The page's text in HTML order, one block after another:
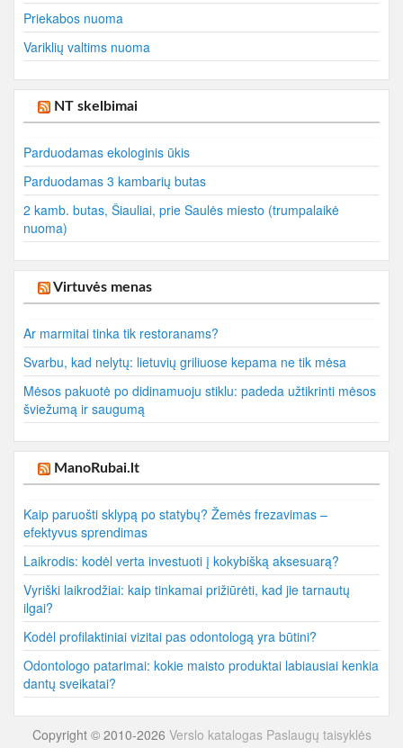
Priekabos nuoma
Variklių valtims nuoma
NT skelbimai
Parduodamas ekologinis ūkis
Parduodamas 3 kambarių butas
2 kamb. butas, Šiauliai, prie Saulės miesto (trumpalaikė
nuoma)
Virtuvės menas
Ar marmitai tinka tik restoranams?
Svarbu, kad nelytų: lietuvių griliuose kepama ne tik mėsa
Mėsos pakuotė po didinamuoju stiklu: padeda užtikrinti mėsos
šviežumą ir saugumą
ManoRubai.lt
Kaip paruošti sklypą po statybų? Žemės frezavimas –
efektyvus sprendimas
Laikrodis: kodėl verta investuoti į kokybišką aksesuarą?
Vyriški laikrodžiai: kaip tinkamai prižiūrėti, kad jie tarnautų
ilgai?
Kodėl profilaktiniai vizitai pas odontologą yra būtini?
Odontologo patarimai: kokie maisto produktai labiausiai kenkia
dantų sveikatai?
Copyright © 2010-2026 Verslo katalogas Paslaugų taisyklės